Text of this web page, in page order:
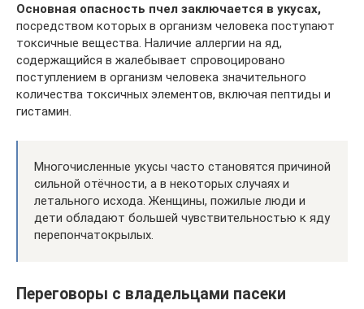
Основная опасность пчел заключается в укусах,
посредством которых в организм человека поступают
токсичные вещества. Наличие аллергии на яд,
содержащийся в жалебывает спровоцировано
поступлением в организм человека значительного
количества токсичных элементов, включая пептиды и
гистамин.
Многочисленные укусы часто становятся причиной
сильной отёчности, а в некоторых случаях и
летального исхода. Женщины, пожилые люди и
дети обладают большей чувствительностью к яду
перепончатокрылых.
Переговоры с владельцами пасеки